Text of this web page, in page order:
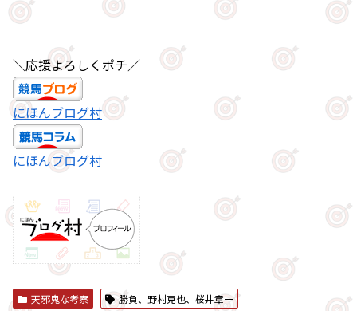
＼応援よろしくポチ／
にほんブログ村
にほんブログ村
天邪鬼な考察 勝負、野村克也、桜井章一